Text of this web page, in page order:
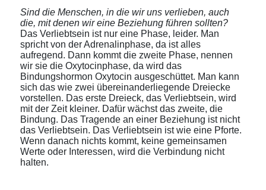
Sind die Menschen, in die wir uns verlieben, auch
die, mit denen wir eine Beziehung führen sollten?
Das Verliebtsein ist nur eine Phase, leider. Man
spricht von der Adrenalinphase, da ist alles
aufregend. Dann kommt die zweite Phase, nennen
wir sie die Oxytocinphase, da wird das
Bindungshormon Oxytocin ausgeschüttet. Man kann
sich das wie zwei übereinanderliegende Dreiecke
vorstellen. Das erste Dreieck, das Verliebtsein, wird
mit der Zeit kleiner. Dafür wächst das zweite, die
Bindung. Das Tragende an einer Beziehung ist nicht
das Verliebtsein. Das Verliebtsein ist wie eine Pforte.
Wenn danach nichts kommt, keine gemeinsamen
Werte oder Interessen, wird die Verbindung nicht
halten.